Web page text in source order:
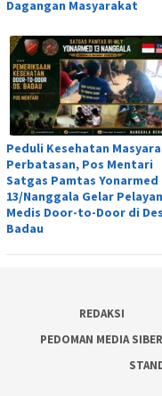
Dagangan Masyarakat
Peduli Kesehatan
Perbatasan, Pos Mentari
Satgas Pamtas Yonarmed
13/Nanggala Gelar
Medis Door-to-Door di
Badau
REDAKSI
PEDOMAN MEDIA SIBER